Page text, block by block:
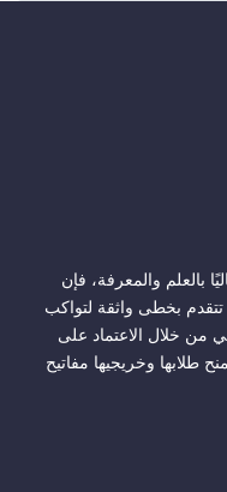
بالعلم والمعرفة، فإن
تتقدم بخطى واثقة لتواكب
من خلال الاعتماد على
طلابها وخريجيها مفاتيح